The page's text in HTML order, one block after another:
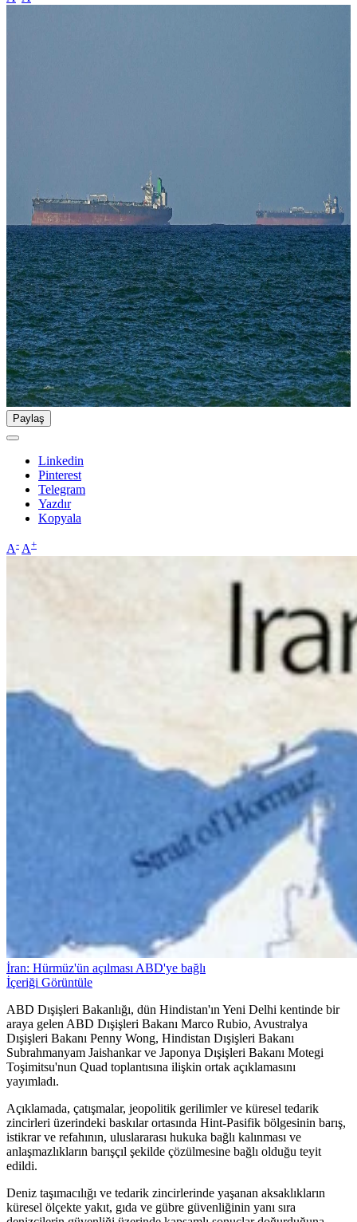
Paylaş
Linkedin
Pinterest
Telegram
Yazdır
Kopyala
A- A+
İran: Hürmüz'ün açılması ABD'ye bağlı
İçeriği Görüntüle
ABD Dışişleri Bakanlığı, dün Hindistan'ın Yeni Delhi kentinde bir
araya gelen ABD Dışişleri Bakanı Marco Rubio, Avustralya
Dışişleri Bakanı Penny Wong, Hindistan Dışişleri Bakanı
Subrahmanyam Jaishankar ve Japonya Dışişleri Bakanı Motegi
Toşimitsu'nun Quad toplantısına ilişkin ortak açıklamasını
yayımladı.
Açıklamada, çatışmalar, jeopolitik gerilimler ve küresel tedarik
zincirleri üzerindeki baskılar ortasında Hint-Pasifik bölgesinin barış,
istikrar ve refahının, uluslararası hukuka bağlı kalınması ve
anlaşmazlıkların barışçıl şekilde çözülmesine bağlı olduğu teyit
edildi.
Deniz taşımacılığı ve tedarik zincirlerinde yaşanan aksaklıkların
küresel ölçekte yakıt, gıda ve gübre güvenliğinin yanı sıra